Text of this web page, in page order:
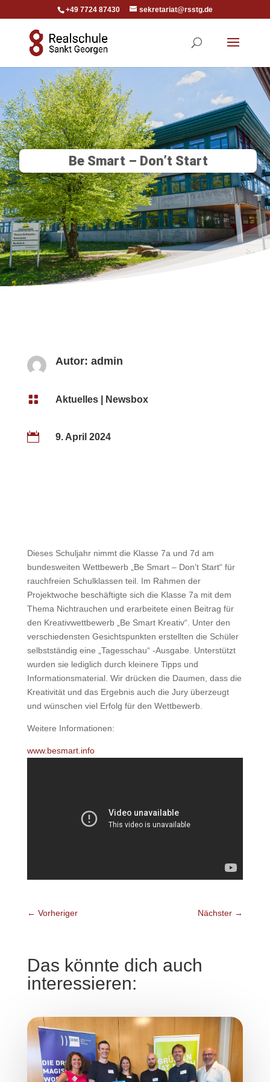
+49 7724 87430 sekretariat@rsstg.de
Be Smart – Don’t Start
Autor: admin
 Aktuelles| Newsbox
 9. April 2024
Dieses Schuljahr nimmt die Klasse 7a und 7d am
bundesweiten Wettbewerb „Be Smart – Don’t Start“ für
rauchfreien Schulklassen teil. Im Rahmen der
Projektwoche beschäftigte sich die Klasse 7a mit dem
Thema Nichtrauchen und erarbeitete einen Beitrag für
den Kreativwettbewerb „Be Smart Kreativ“. Unter den
verschiedensten Gesichtspunkten erstellten die Schüler
selbstständig eine „Tagesschau“ -Ausgabe. Unterstützt
wurden sie lediglich durch kleinere Tipps und
Informationsmaterial. Wir drücken die Daumen, dass die
Kreativität und das Ergebnis auch die Jury überzeugt
und wünschen viel Erfolg für den Wettbewerb.
Weitere Informationen:
www.besmart.info
← Vorheriger Nächster →
Das könnte dich auch
interessieren: